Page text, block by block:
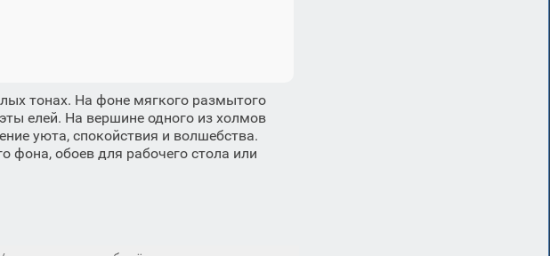
тонах. На фоне мягкого размытого
елей. На вершине одного из холмов
уюта, спокойствия и волшебства.
фона, обоев для рабочего стола или